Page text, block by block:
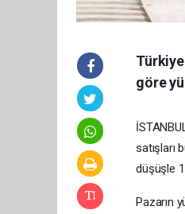
göre
satışları
düşüşle
Pazarın